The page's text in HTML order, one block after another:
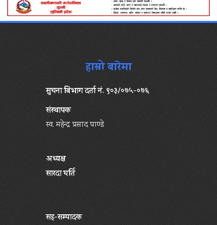
हाम्रो बारेमा
सुचना बिभाग दर्ता नं. ९०३/०७५-०७६
संस्थापक
स्व. महेन्द्र प्रसाद पाण्डे
अध्यक्ष
सारदा घर्ति
सह-सम्पादक